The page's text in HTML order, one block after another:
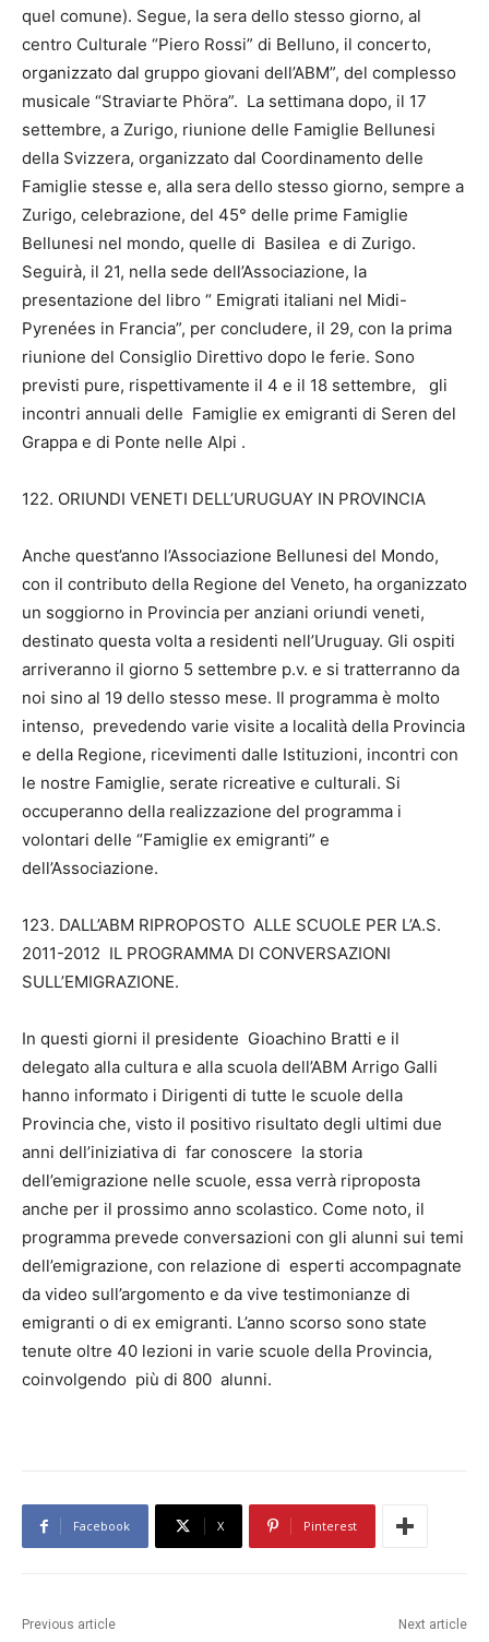
quel comune). Segue, la sera dello stesso giorno, al
centro Culturale “Piero Rossi” di Belluno, il concerto,
organizzato dal gruppo giovani dell’ABM”, del complesso
musicale “Straviarte Phöra”. La settimana dopo, il 17
settembre, a Zurigo, riunione delle Famiglie Bellunesi
della Svizzera, organizzato dal Coordinamento delle
Famiglie stesse e, alla sera dello stesso giorno, sempre a
Zurigo, celebrazione, del 45° delle prime Famiglie
Bellunesi nel mondo, quelle di Basilea e di Zurigo.
Seguirà, il 21, nella sede dell’Associazione, la
presentazione del libro “ Emigrati italiani nel Midi-
Pyrenées in Francia”, per concludere, il 29, con la prima
riunione del Consiglio Direttivo dopo le ferie. Sono
previsti pure, rispettivamente il 4 e il 18 settembre, gli
incontri annuali delle Famiglie ex emigranti di Seren del
Grappa e di Ponte nelle Alpi .
122. ORIUNDI VENETI DELL’URUGUAY IN PROVINCIA
Anche quest’anno l’Associazione Bellunesi del Mondo,
con il contributo della Regione del Veneto, ha organizzato
un soggiorno in Provincia per anziani oriundi veneti,
destinato questa volta a residenti nell’Uruguay. Gli ospiti
arriveranno il giorno 5 settembre p.v. e si tratterranno da
noi sino al 19 dello stesso mese. Il programma è molto
intenso, prevedendo varie visite a località della Provincia
e della Regione, ricevimenti dalle Istituzioni, incontri con
le nostre Famiglie, serate ricreative e culturali. Si
occuperanno della realizzazione del programma i
volontari delle “Famiglie ex emigranti” e
dell’Associazione.
123. DALL’ABM RIPROPOSTO ALLE SCUOLE PER L’A.S.
2011-2012 IL PROGRAMMA DI CONVERSAZIONI
SULL’EMIGRAZIONE.
In questi giorni il presidente Gioachino Bratti e il
delegato alla cultura e alla scuola dell’ABM Arrigo Galli
hanno informato i Dirigenti di tutte le scuole della
Provincia che, visto il positivo risultato degli ultimi due
anni dell’iniziativa di far conoscere la storia
dell’emigrazione nelle scuole, essa verrà riproposta
anche per il prossimo anno scolastico. Come noto, il
programma prevede conversazioni con gli alunni sui temi
dell’emigrazione, con relazione di esperti accompagnate
da video sull’argomento e da vive testimonianze di
emigranti o di ex emigranti. L’anno scorso sono state
tenute oltre 40 lezioni in varie scuole della Provincia,
coinvolgendo più di 800 alunni.
Facebook X Pinterest
Previous article Next article